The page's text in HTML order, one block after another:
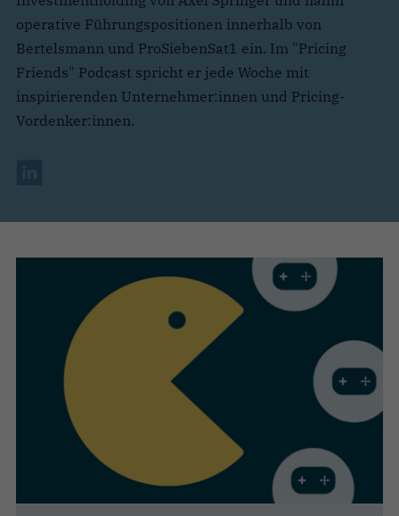
operative Führungspositionen innerhalb von
Bertelsmann und ProSiebenSat1 ein. Im "Pricing
Friends" Podcast spricht er jede Woche mit
inspirierenden Unternehmer:innen und Pricing-
Vordenker:innen.